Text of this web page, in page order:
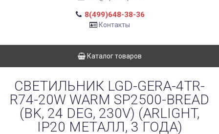
8(499)648-38-36
Контакты
Каталог товаров
СВЕТИЛЬНИК LGD-GERA-4TR-
R74-20W WARM SP2500-BREAD
(BK, 24 DEG, 230V) (ARLIGHT,
IP20 МЕТАЛЛ, 3 ГОДА)